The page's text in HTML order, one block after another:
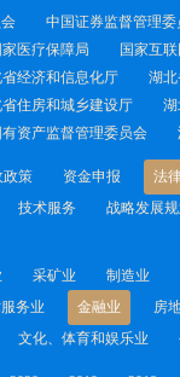
中国证券监督管理委
家医疗保障局
国家互
经济和信息化厅
湖
住房和城乡建设厅
资产监督管理委员会
政策 资金申报
法
技术服务
战略发展
采矿业
制造业
务业
金融业
房
文化、体育和娱乐业